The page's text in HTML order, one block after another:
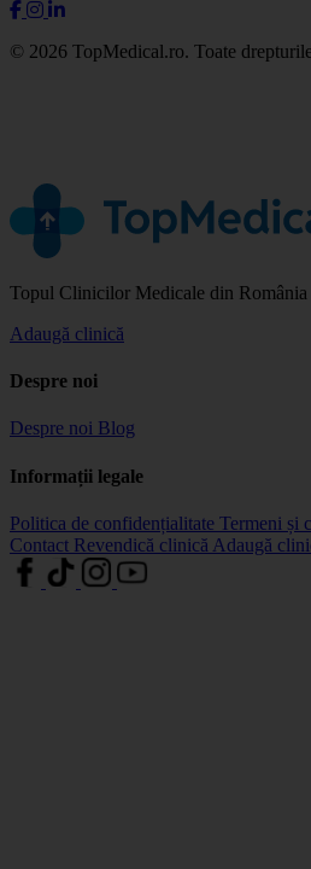
© 2026 TopMedical.ro. Toate
Topul Clinicilor Medicale din România
Adaugă clinică
Despre noi
Despre noi Blog
Informații legale
Politica de confidențialitate Termeni și
Contact Revendică clinică Adaugă